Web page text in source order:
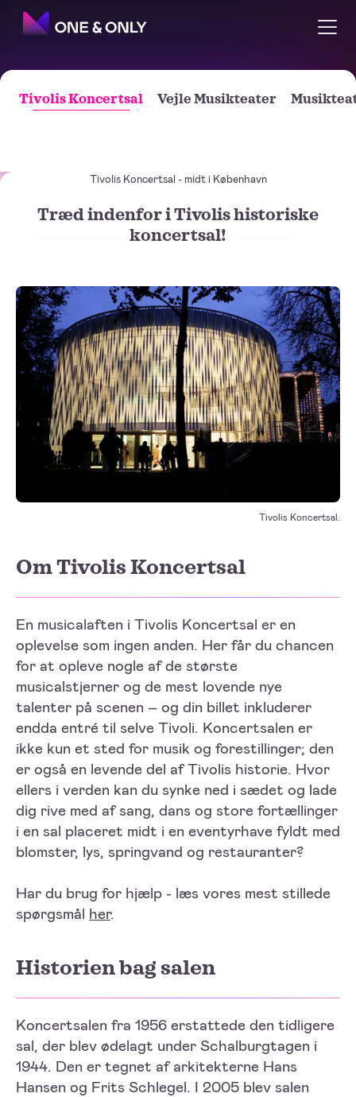
Tivolis Koncertsal Vejle Musikteater
Tivolis Koncertsal - midt i København
Træd indenfor i Tivolis historiske
koncertsal!
Tivolis Koncertsal.
Om Tivolis Koncertsal
En musicalaften i Tivolis Koncertsal er en
oplevelse som ingen anden. Her får du chancen
for at opleve nogle af de største
musicalstjerner og de mest lovende nye
talenter på scenen – og din billet inkluderer
endda entré til selve Tivoli. Koncertsalen er
ikke kun et sted for musik og forestillinger; den
er også en levende del af Tivolis historie. Hvor
ellers i verden kan du synke ned i sædet og lade
dig rive med af sang, dans og store fortællinger
i en sal placeret midt i en eventyrhave fyldt med
blomster, lys, springvand og restauranter?
Har du brug for hjælp - læs vores mest stillede
spørgsmål her.
Historien bag salen
Koncertsalen fra 1956 erstattede den tidligere
sal, der blev ødelagt under Schalburgtagen i
1944. Den er tegnet af arkitekterne Hans
Hansen og Frits Schlegel. I 2005 blev salen